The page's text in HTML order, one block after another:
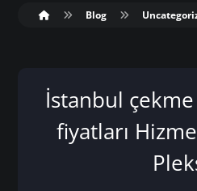
Blog
İstanbul
fiyatları